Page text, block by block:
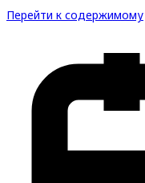
Перейти к содержимому